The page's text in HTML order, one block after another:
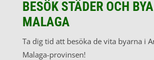
BESÖK STÄDER OCH
MALAGA
Ta dig tid att besöka de vita byarna i
Malaga-provinsen!